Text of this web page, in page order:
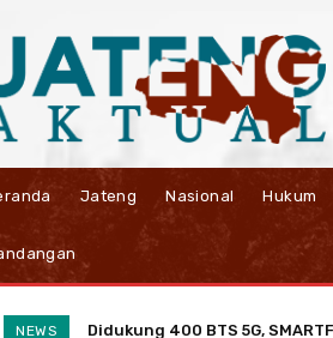
Jateng Nasional Hukum
NEWS Didukung 400 BTS 5G,